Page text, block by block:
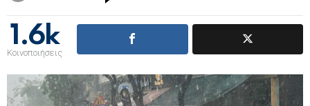
1.6k
Κοινοποιήσεις